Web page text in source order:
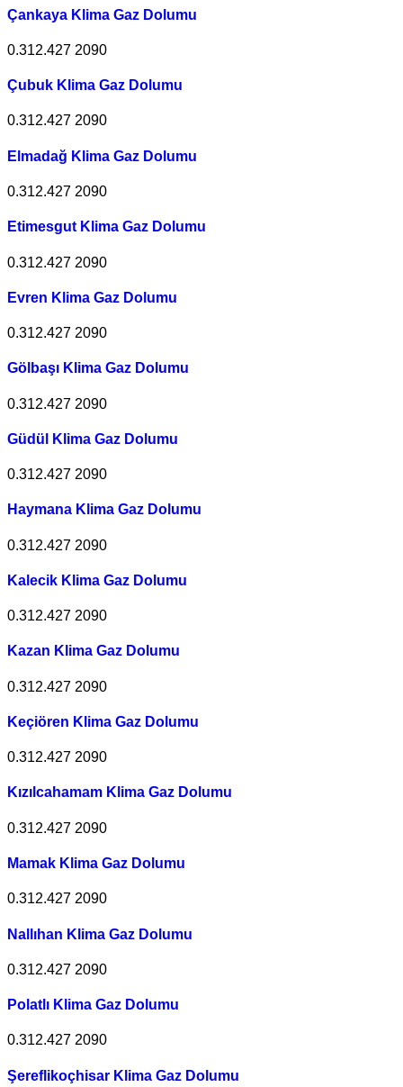
Çankaya Klima Gaz Dolumu
0.312.427 2090
Çubuk Klima Gaz Dolumu
0.312.427 2090
Elmadağ Klima Gaz Dolumu
0.312.427 2090
Etimesgut Klima Gaz Dolumu
0.312.427 2090
Evren Klima Gaz Dolumu
0.312.427 2090
Gölbaşı Klima Gaz Dolumu
0.312.427 2090
Güdül Klima Gaz Dolumu
0.312.427 2090
Haymana Klima Gaz Dolumu
0.312.427 2090
Kalecik Klima Gaz Dolumu
0.312.427 2090
Kazan Klima Gaz Dolumu
0.312.427 2090
Keçiören Klima Gaz Dolumu
0.312.427 2090
Kızılcahamam Klima Gaz Dolumu
0.312.427 2090
Mamak Klima Gaz Dolumu
0.312.427 2090
Nallıhan Klima Gaz Dolumu
0.312.427 2090
Polatlı Klima Gaz Dolumu
0.312.427 2090
Şereflikoçhisar Klima Gaz Dolumu